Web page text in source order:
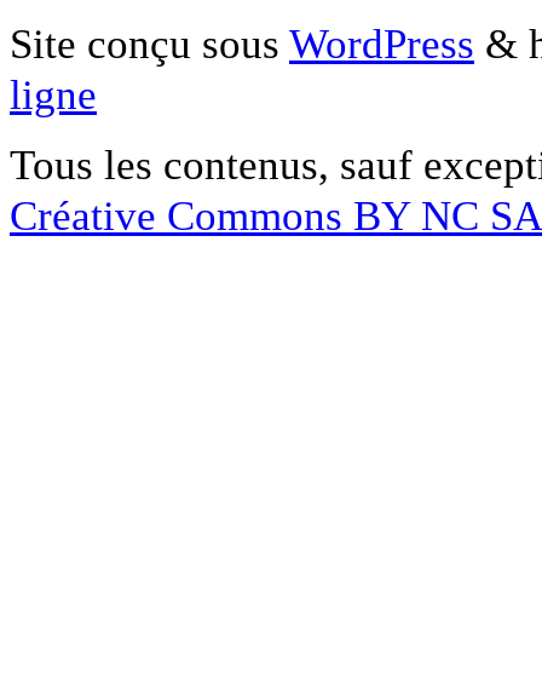
Site conçu sous WordPress &
ligne
Tous les contenus, sauf
Créative Commons BY NC SA